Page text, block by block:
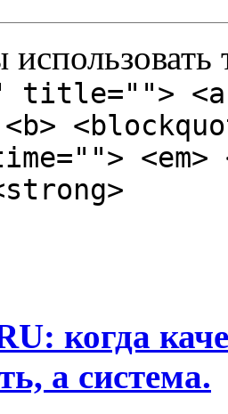
title="">
когда
а система.